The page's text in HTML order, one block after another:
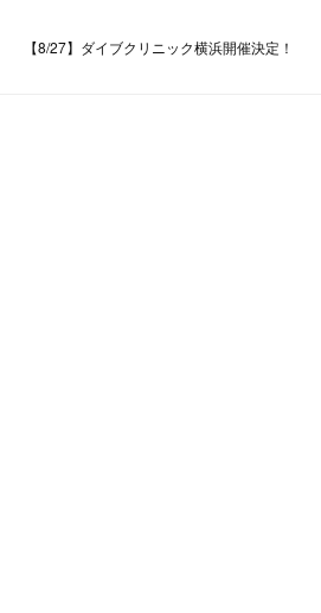
【8/27】ダイブクリニック横浜開催決定！